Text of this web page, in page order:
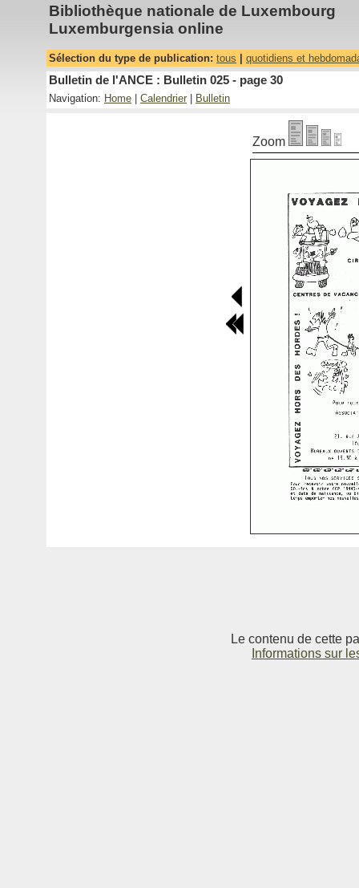
Bibliothèque nationale de Luxembourg
Luxemburgensia online
Sélection du type de publication: tous quotidiens et
Bulletin de l'ANCE : Bulletin 025 - page 30
Navigation: Home Calendrier Bulletin
Zoom
Le contenu de cette
Informations sur